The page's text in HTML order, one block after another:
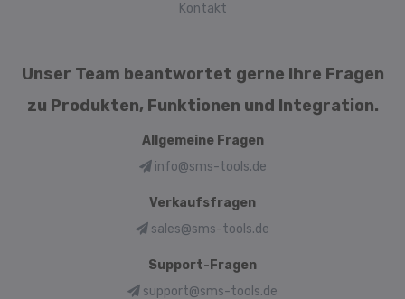
Kontakt
Unser Team beantwortet gerne Ihre Fragen
zu Produkten, Funktionen und Integration.
Allgemeine Fragen
info@sms-tools.de
Verkaufsfragen
sales@sms-tools.de
Support-Fragen
support@sms-tools.de